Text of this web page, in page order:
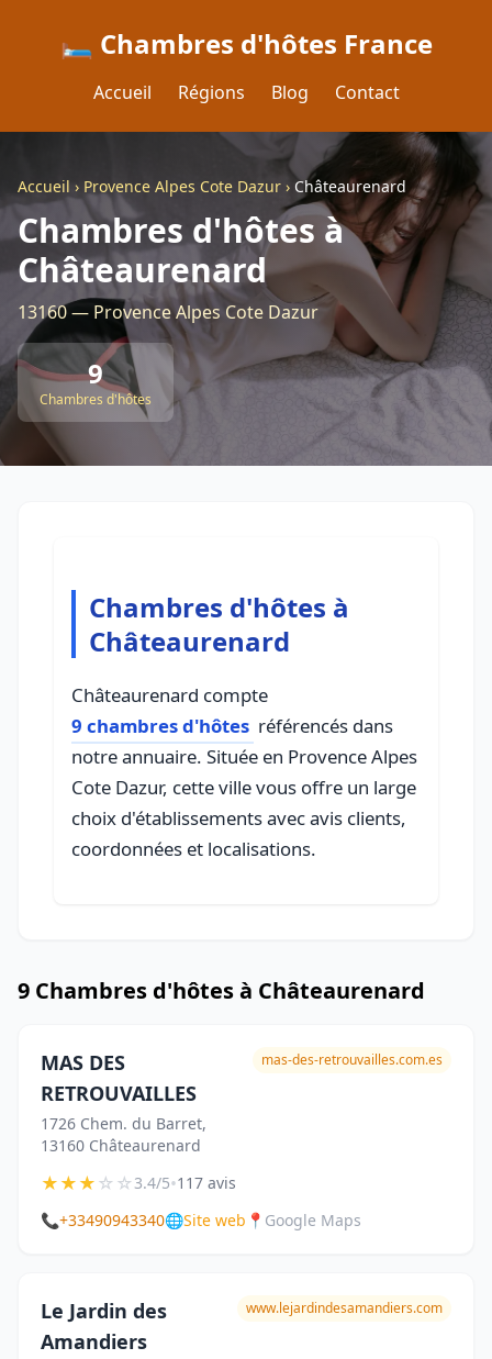
🛏️ Chambres d'hôtes France
Accueil Régions Blog Contact
Accueil › Provence Alpes Cote Dazur › Châteaurenard
Chambres d'hôtes à
Châteaurenard
13160 — Provence Alpes Cote Dazur
9
Chambres d'hôtes
Chambres d'hôtes à
Châteaurenard
Châteaurenard compte
9 chambres d'hôtes référencés dans
notre annuaire. Située en Provence Alpes
Cote Dazur, cette ville vous offre un large
choix d'établissements avec avis clients,
coordonnées et localisations.
9 Chambres d'hôtes à Châteaurenard
MAS DES
RETROUVAILLES
1726 Chem. du Barret,
13160 Châteaurenard
mas-des-retrouvailles.com.es
★★★☆☆3.4/5•117 avis
📞+33490943340🌐Site web 📍 Google Maps
Le Jardin des
Amandiers
www.lejardindesamandiers.com